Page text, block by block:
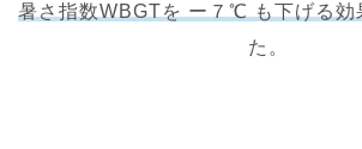
暑さ指数WBGTを ー７℃ も下げる効
た。